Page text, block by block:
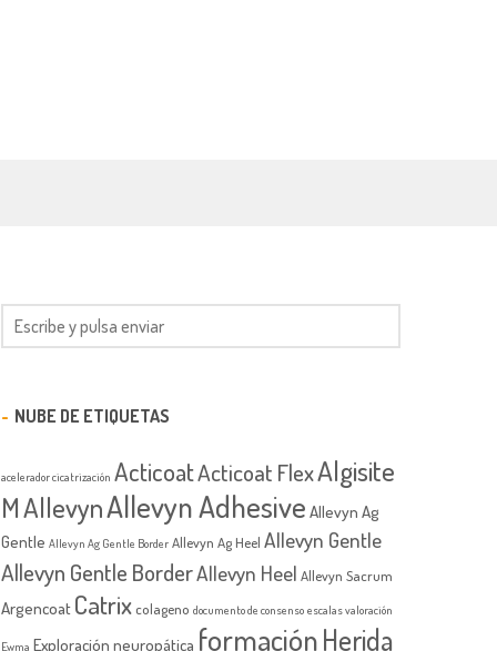
NUBE DE ETIQUETAS
acelerador cicatrización ActicoatActicoat FlexAlgisite
MAllevynAllevyn Adhesive Allevyn Ag
Gentle Allevyn Ag Gentle Border Allevyn Ag Heel Allevyn Gentle
Allevyn Gentle BorderAllevyn Heel Allevyn Sacrum
Argencoat Catrix colageno documento de consenso escalas valoración
Ewma Exploración neuropática formaciónHerida